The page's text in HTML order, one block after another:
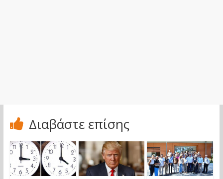
Διαβάστε επίσης